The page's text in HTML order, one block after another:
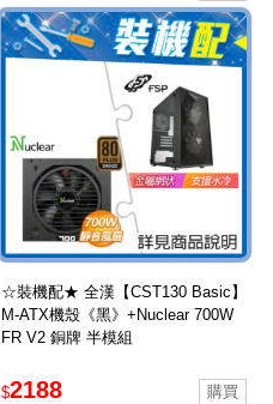
☆裝機配★ 全漢【CST130 Basic】
M-ATX機殼《黑》+Nuclear 700W
FR V2 銅牌 半模組
$2188